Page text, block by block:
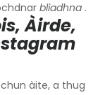
bliadhna .
Àirde,
àite, a thug